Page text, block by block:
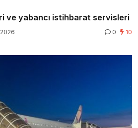
ve yabancı istihbarat servisleri
0 10